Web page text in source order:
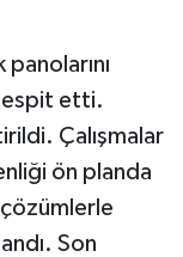
etti.
Çalışmalar
ön planda
Son